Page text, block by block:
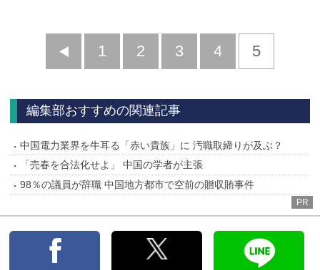
前
1 2 3 4 5
編集部おすすめの関連記事
中国電力業界を牛耳る「赤い貴族」に 汚職取締りが及ぶ？
「売春を合法化せよ」 中国の学者が主張
98％の議員が辞職 中国地方都市で空前の贈収賄事件
PR